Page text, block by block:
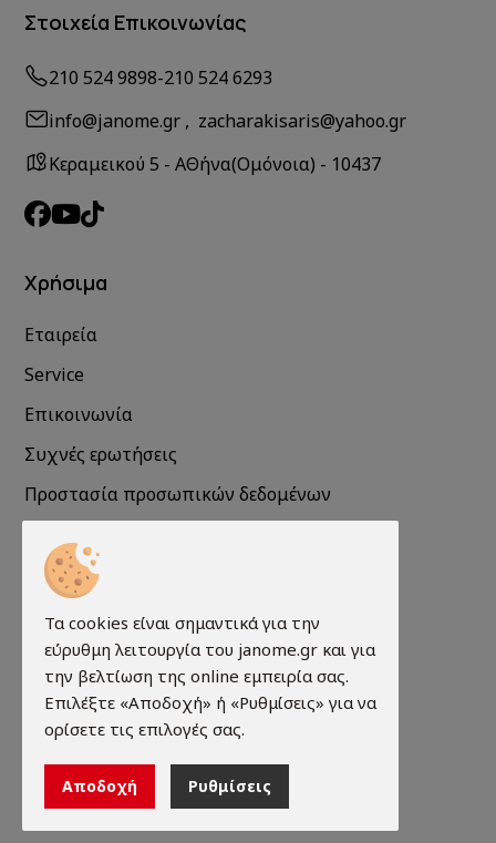
Στοιχεία Επικοινωνίας
210 524 9898-210 524 6293
info@janome.gr , zacharakisaris@yahoo.gr
Κεραμεικού 5 - ΑΘήνα(Ομόνοια) - 10437
Χρήσιμα
Εταιρεία
Service
Επικοινωνία
Συχνές ερωτήσεις
Προστασία προσωπικών δεδομένων
Πληροφορίες
Τρόποι παραγγελίας
Τρόποι πληρωμής
Τρόποι αποστολής
Εγγύηση - Επιστροφές
Όροι χρήσης
Τα cookies είναι σημαντικά για την
εύρυθμη λειτουργία του janome.gr και για
την βελτίωση της online εμπειρία σας.
Επιλέξτε «Αποδοχή» ή «Ρυθμίσεις» για να
ορίσετε τις επιλογές σας.
Αποδοχή Ρυθμίσεις